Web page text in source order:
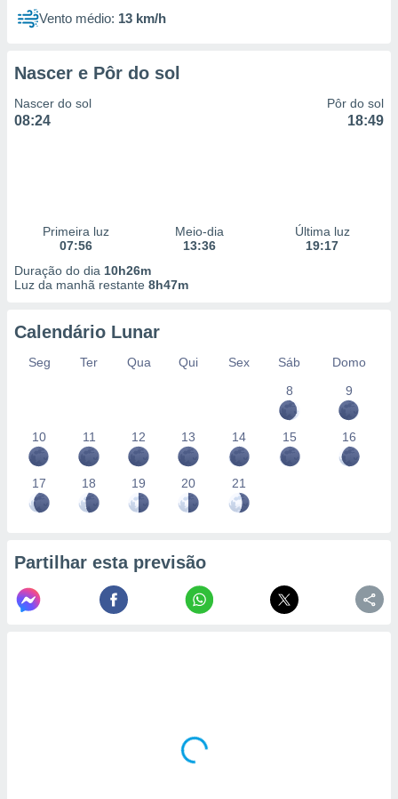
criar
os
de
fontes,
dados
através
estudos
Vento médio: 13 km/h
Nascer e Pôr do sol
Nascer do sol
08:24
Pôr do sol
18:49
Primeira luz
07:56
Meio-dia
13:36
Última luz
19:17
Duração do dia 10h26m
Luz da manhã restante 8h47m
Calendário Lunar
Seg Ter Qua Qui Sex Sáb
Domo
8
9
10 11 12 13 14 15 16
17 18 19 20 21
Partilhar esta previsão